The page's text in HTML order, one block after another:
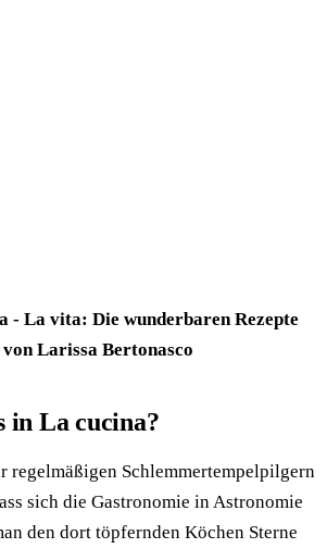
- La vita: Die wunderbaren Rezepte
Larissa Bertonasco
in La cucina?
regelmäßigen Schlemmertempelpilgern
sich die Gastronomie in Astronomie
den dort töpfernden Köchen Sterne